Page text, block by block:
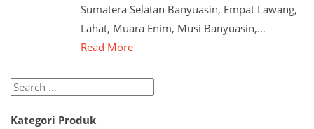
Sumatera Selatan Banyuasin, Empat Lawang,
Lahat, Muara Enim, Musi Banyuasin,…
Read More
Search
Kategori Produk